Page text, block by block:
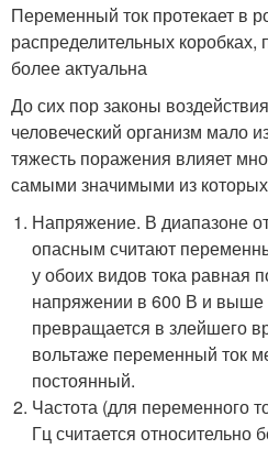
Переменный ток протекает в
распределительных коробках,
более актуальна
До сих пор законы
человеческий организм мало
тяжесть поражения влияет
самыми значимыми из
Напряжение. В диапазоне
опасным считают
у обоих видов тока равная
напряжении в 600 В и выше
превращается в злейшего
вольтаже переменный ток
постоянный.
Частота (для переменного
Гц считается относительно